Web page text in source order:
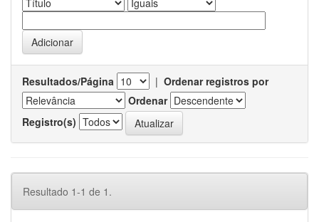
Resultados/Página | Ordenar registros por
Ordenar
Registro(s)
Resultado 1-1 de 1.